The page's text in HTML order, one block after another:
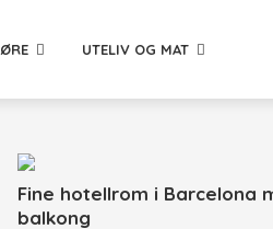
UTELIV OG MAT
Fine hotellrom i Barcelona
balkong